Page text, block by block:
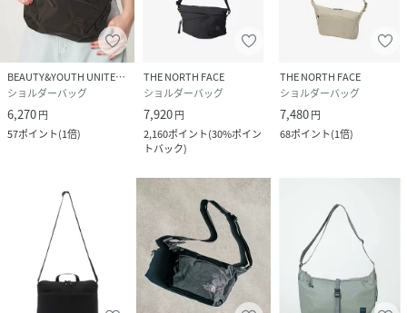
BEAUTY&YOUTH UNITED ARROWS
ショルダーバッグ
6,270円
57ポイント(1倍)
THE NORTH FACE
ショルダーバッグ
7,920円
2,160ポイント(30%ポイン
トバック)
THE NORTH FACE
ショルダーバッグ
7,480円
68ポイント(1倍)